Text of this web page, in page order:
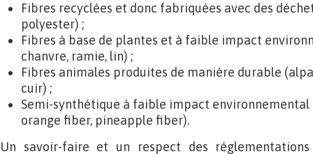
Fibres recyclées et donc fabriquées avec des
polyester) ;
Fibres à base de plantes et à faible impact
chanvre, ramie, lin) ;
Fibres animales produites de manière durable
cuir) ;
Semi-synthétique à faible impact
orange fiber, pineapple fiber).
Un savoir-faire et un respect des